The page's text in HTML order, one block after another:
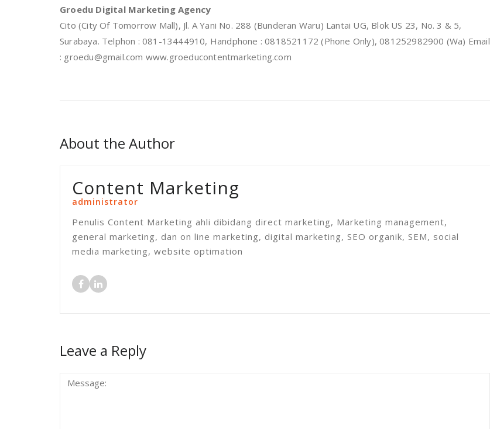
Groedu Digital Marketing Agency
Cito (City Of Tomorrow Mall), Jl. A Yani No. 288 (Bunderan Waru) Lantai UG, Blok US 23, No. 3 & 5,
Surabaya. Telphon : 081-13444910, Handphone : 0818521172 (Phone Only), 081252982900 (Wa) Email
: groedu@gmail.com www.groeducontentmarketing.com
About the Author
Content Marketing
administrator
Penulis Content Marketing ahli dibidang direct marketing, Marketing management,
general marketing, dan on line marketing, digital marketing, SEO organik, SEM, social
media marketing, website optimation
Leave a Reply